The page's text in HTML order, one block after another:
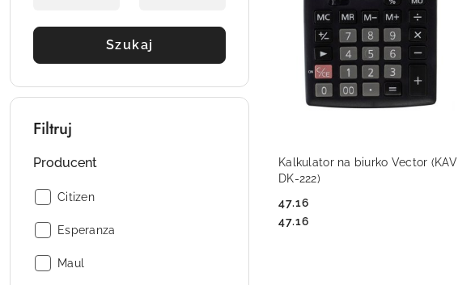
Szukaj
Filtruj
Producent
Producent:
Citizen
Producent:
Esperanza
Producent:
Maul
Kalkulator na biurko Vector (KAV
DK-222)
Cena:
47.16
Cena:
47.16
DO KOSZYKA